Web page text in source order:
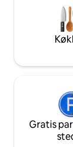
dedikeret
nomader. ✅
Montreal –
festivaler,
Gratis